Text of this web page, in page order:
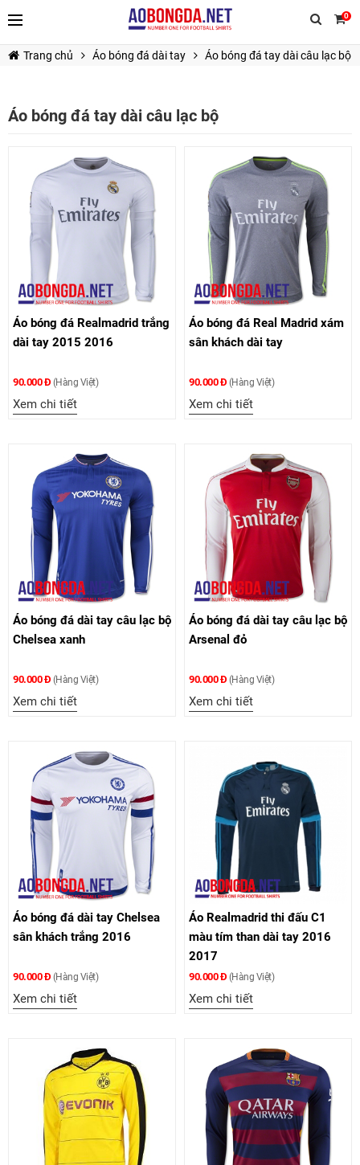
0
TIẾP TỤC MUA HÀNG
Trang chủ Áo bóng đá dài tay Áo bóng đá tay dài câu lạc bộ
Áo bóng đá tay dài câu lạc bộ
Áo bóng đá Realmadrid trắng
dài tay 2015 2016
90.000 Đ (Hàng Việt)
Xem chi tiết
Áo bóng đá Real Madrid xám
sân khách dài tay
90.000 Đ (Hàng Việt)
Xem chi tiết
Áo bóng đá dài tay câu lạc bộ
Chelsea xanh
90.000 Đ (Hàng Việt)
Xem chi tiết
Áo bóng đá dài tay câu lạc bộ
Arsenal đỏ
90.000 Đ (Hàng Việt)
Xem chi tiết
Áo bóng đá dài tay Chelsea
sân khách trắng 2016
90.000 Đ (Hàng Việt)
Xem chi tiết
Áo Realmadrid thi đấu C1
màu tím than dài tay 2016
2017
90.000 Đ (Hàng Việt)
Xem chi tiết